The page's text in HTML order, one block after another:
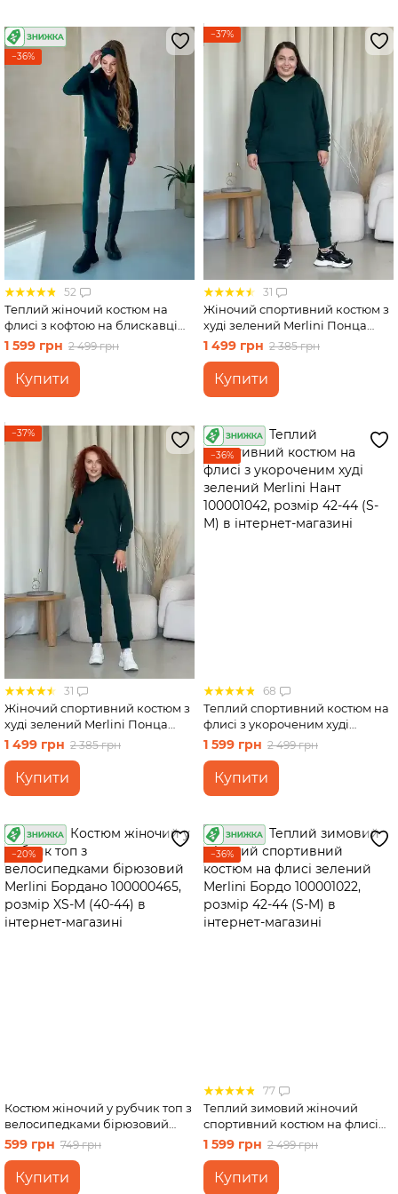
−36%
52
Теплий жіночий костюм на
флисі з кофтою на блискавці
зелений Merlini Анже
100001082, розмір 54-56 (4XL-
5XL)
1 599 грн 2 499 грн
Купити
−37%
31
Жіночий спортивний костюм з
худі зелений Merlini Понца
100001302 розмір 54-56 (4XL-
1 499 грн 2 385 грн
Купити
−37%
31
Жіночий спортивний костюм з
худі зелений Merlini Понца
100001302 розмір 46-48 (L-XL)
1 499 грн 2 385 грн
Купити
−36%
68
Теплий спортивний костюм на
флисі з укороченим худі
зелений Merlini Нант
100001042, розмір 42-44 (S-M)
1 599 грн 2 499 грн
Купити
−20%
Костюм жіночий у рубчик топ з
велосипедками бірюзовий
Merlini Бордано 100000465,
розмір XS-M (40-44)
599 грн 749 грн
Купити
−36%
77
Теплий зимовий жіночий
спортивний костюм на флисі
зелений Merlini Бордо
100001022, розмір 42-44 (S-M)
1 599 грн 2 499 грн
Купити